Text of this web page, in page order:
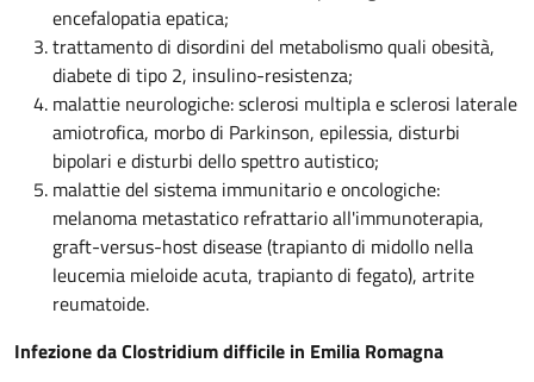
encefalopatia epatica;
trattamento di disordini del metabolismo quali obesità,
diabete di tipo 2, insulino-resistenza;
malattie neurologiche: sclerosi multipla e sclerosi laterale
amiotrofica, morbo di Parkinson, epilessia, disturbi
bipolari e disturbi dello spettro autistico;
malattie del sistema immunitario e oncologiche:
melanoma metastatico refrattario all'immunoterapia,
graft-versus-host disease (trapianto di midollo nella
leucemia mieloide acuta, trapianto di fegato), artrite
reumatoide.
Infezione da Clostridium difficile in Emilia Romagna